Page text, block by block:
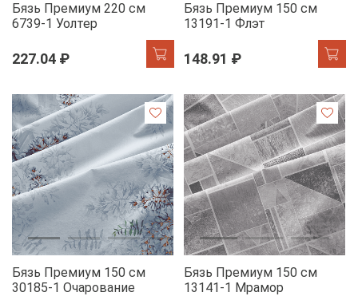
Бязь Премиум 220 см
6739-1 Уолтер
227.04 ₽
Бязь Премиум 150 см
13191-1 Флэт
148.91 ₽
Бязь Премиум 150 см
30185-1 Очарование
Бязь Премиум 150 см
13141-1 Мрамор